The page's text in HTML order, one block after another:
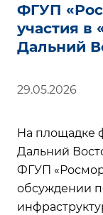
ФГУП
участия в
Дальний
29.05.2026
На площадке
Дальний
ФГУП
обсуждении